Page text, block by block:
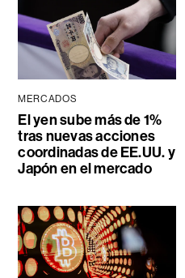
MERCADOS
El yen sube más de 1%
tras nuevas acciones
coordinadas de EE.UU. y
Japón en el mercado